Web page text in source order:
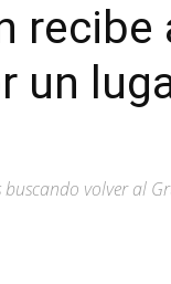
recibe
un
volver al